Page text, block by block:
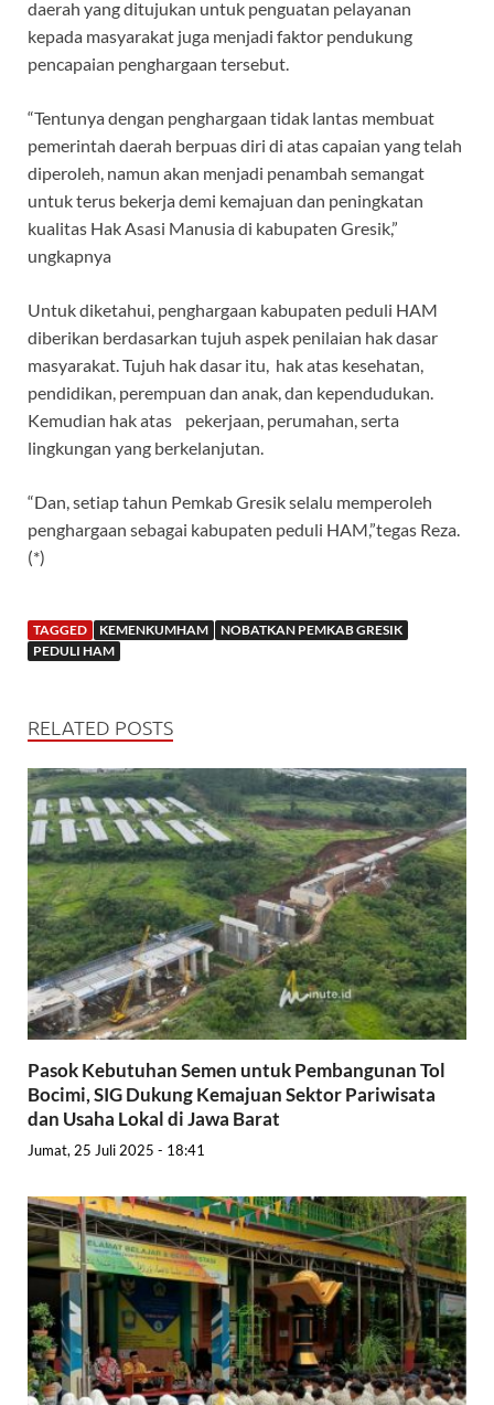
daerah yang ditujukan untuk penguatan pelayanan
kepada masyarakat juga menjadi faktor pendukung
pencapaian penghargaan tersebut.
“Tentunya dengan penghargaan tidak lantas membuat
pemerintah daerah berpuas diri di atas capaian yang telah
diperoleh, namun akan menjadi penambah semangat
untuk terus bekerja demi kemajuan dan peningkatan
kualitas Hak Asasi Manusia di kabupaten Gresik,”
ungkapnya
Untuk diketahui, penghargaan kabupaten peduli HAM
diberikan berdasarkan tujuh aspek penilaian hak dasar
masyarakat. Tujuh hak dasar itu, hak atas kesehatan,
pendidikan, perempuan dan anak, dan kependudukan.
Kemudian hak atas pekerjaan, perumahan, serta
lingkungan yang berkelanjutan.
“Dan, setiap tahun Pemkab Gresik selalu memperoleh
penghargaan sebagai kabupaten peduli HAM,”tegas Reza.
(*)
TAGGED KEMENKUMHAM
NOBATKAN PEMKAB GRESIK
PEDULI HAM
RELATED POSTS
Pasok Kebutuhan Semen untuk Pembangunan Tol
Bocimi, SIG Dukung Kemajuan Sektor Pariwisata
dan Usaha Lokal di Jawa Barat
Jumat, 25 Juli 2025 - 18:41